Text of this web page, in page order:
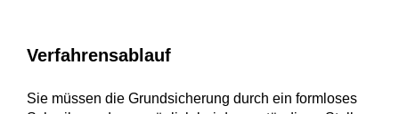
Verfahrensablauf
Sie müssen die Grundsicherung durch ein formloses